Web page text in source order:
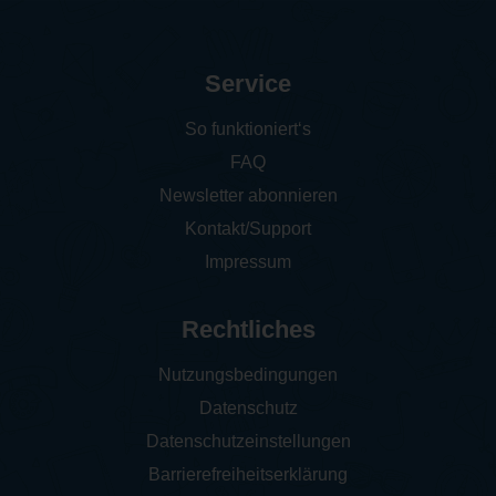
Service
So funktioniert‘s
FAQ
Newsletter abonnieren
Kontakt/Support
Impressum
Rechtliches
Nutzungsbedingungen
Datenschutz
Datenschutzeinstellungen
Barrierefreiheitserklärung